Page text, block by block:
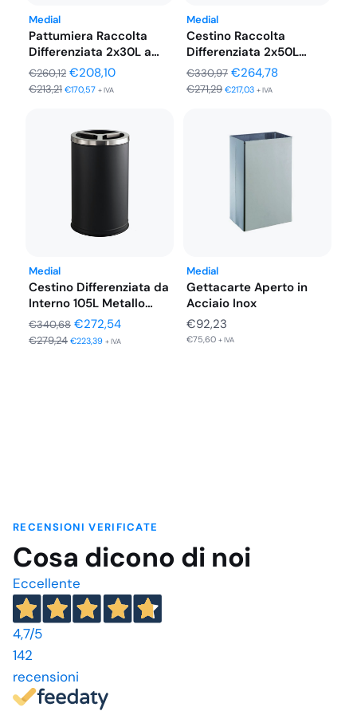
Medial
Pattumiera Raccolta
Differenziata 2x30L a
Pedale, Inox Satinato…
€260,12 Il
prezzo
era:
€260,12.
€208,10Il
è:
€208,10.
€213,21 €170,57 + IVA
Medial
Cestino Raccolta
Differenziata 2x50L
Metallo Verniciato
Coperchio Inox…
€330,97 Il
prezzo
€330,97.
€264,78Il
è:
€271,29 €217,03 + IVA
Medial
Cestino Differenziata da
Interno 105L Metallo
Verniciato e…
€340,68 Il
prezzo
€272,54Il
prezzo
€279,24 €223,39 + IVA
Medial
Gettacarte Aperto in
Acciaio Inox
€92,23
€75,60 + IVA
RECENSIONI VERIFICATE
Cosa dicono di noi
Eccellente
4,7/5
142
recensioni